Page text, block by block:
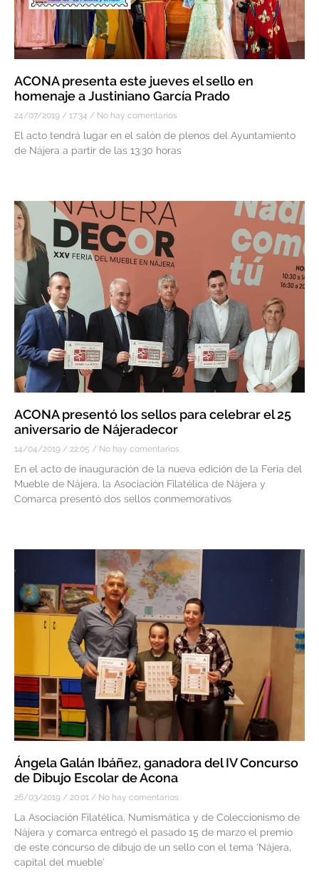
ACONA presenta este jueves el sello en
homenaje a Justiniano García Prado
24/07/2019 17:34 No hay comentarios
El acto tendrá lugar en el salón de plenos del Ayuntamiento
de Nájera a partir de las 13:30 horas
ACONA presentó los sellos para celebrar el 25
aniversario de Nájeradecor
14/04/2019 22:05 No hay comentarios
En el acto de inauguración de la nueva edición de la Feria del
Mueble de Nájera, la Asociación Filatélica de Nájera y
Comarca presentó dos sellos conmemorativos
Ángela Galán Ibáñez, ganadora del IV Concurso
de Dibujo Escolar de Acona
26/03/2019 20:01 No hay comentarios
La Asociación Filatélica, Numismática y de Coleccionismo de
Nájera y comarca entregó el pasado 15 de marzo el premio
de este concurso de dibujo de un sello con el tema ‘Nájera,
capital del mueble’